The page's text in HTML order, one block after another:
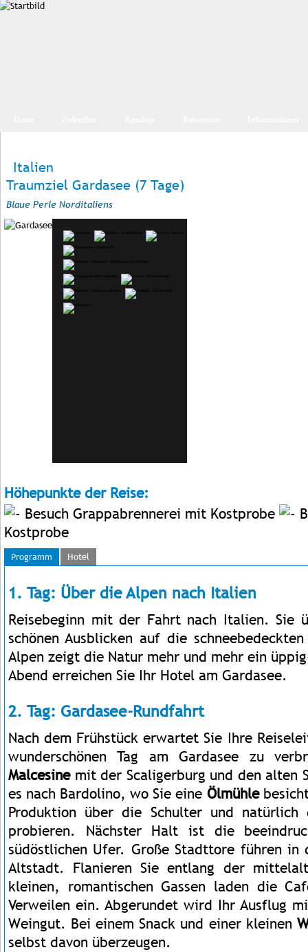
Italien
Traumziel Gardasee (7 Tage)
Blaue Perle Norditaliens
Höhepunkte der Reise:
Besuch Grappabrennerei mit Kostprobe
Kostprobe
Programm Hotel
1. Tag: Über die Alpen nach Italien
Reisebeginn mit der Fahrt nach Italien. Sie
schönen Ausblicken auf die
Alpen zeigt die Natur mehr und mehr ein
Abend erreichen Sie Ihr Hotel am Gardasee.
2. Tag: Gardasee-Rundfahrt
Nach dem Frühstück erwartet Sie Ihre
wunderschönen Tag am Gardasee zu
Malcesinemit der Scaligerburg und den alten
es nach Bardolino, wo Sie eine Ölmühle
Produktion über die Schulter und natürlich
probieren. Nächster Halt ist die
südöstlichen Ufer. Große Stadttore führen
Altstadt. Flanieren Sie entlang der
kleinen, romantischen Gassen laden die
Verweilen ein. Abgerundet wird Ihr Ausflug
Weingut. Bei einem Snack und einer kleinen
selbst davon überzeugen.